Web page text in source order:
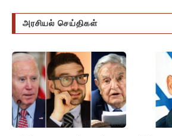
அரசியல் செய்திகள்